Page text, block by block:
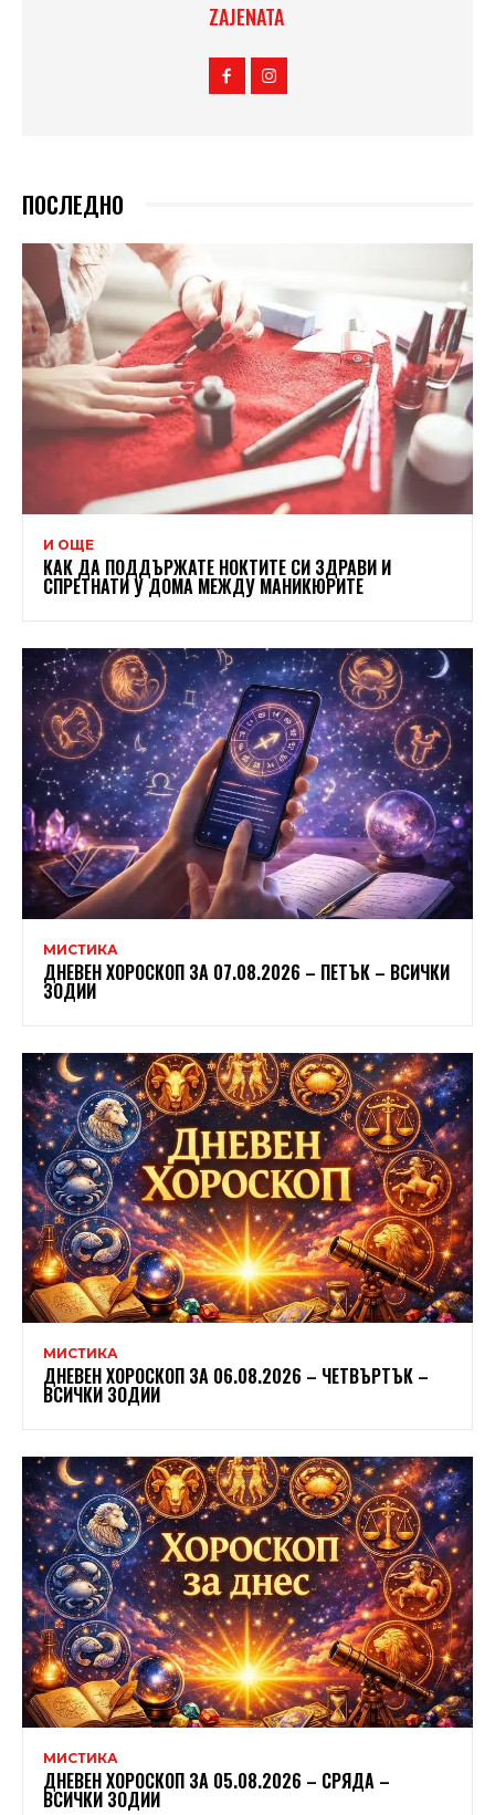
ZAJENATA
ПОСЛЕДНО
И ОЩЕ
КАК ДА ПОДДЪРЖАТЕ НОКТИТЕ СИ ЗДРАВИ И
СПРЕТНАТИ У ДОМА МЕЖДУ МАНИКЮРИТЕ
МИСТИКА
ДНЕВЕН ХОРОСКОП ЗА 07.08.2026 – ПЕТЪК – ВСИЧКИ
ЗОДИИ
МИСТИКА
ДНЕВЕН ХОРОСКОП ЗА 06.08.2026 – ЧЕТВЪРТЪК –
ВСИЧКИ ЗОДИИ
МИСТИКА
ДНЕВЕН ХОРОСКОП ЗА 05.08.2026 – СРЯДА –
ВСИЧКИ ЗОДИИ